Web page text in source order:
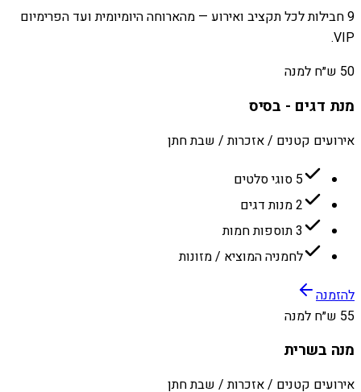
9 חבילות לכל תקציב ואירוע — מהארוחה היומיומית ועד הפרימיום
VIP.
50 ש״ח למנה
מנת דגים - בסיס
אירועים קטנים / אזכרות / שבת חתן
5 סוגי סלטים
2 מנות דגים
3 תוספות חמות
לחמניה המוציא / מזונות
להזמנה
55 ש״ח למנה
מנה בשרית
אירועים קטנים / אזכרות / שבת חתן